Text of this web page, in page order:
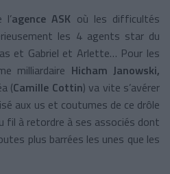
l’agence ASK où les difficultés
les 4 agents star du
et Gabriel et Arlette… Pour les
milliardaire Hicham Janowski,
(Camille Cottin) va vite s’avérer
aux us et coutumes de ce drôle
fil à retordre à ses associés dont
plus barrées les unes que les